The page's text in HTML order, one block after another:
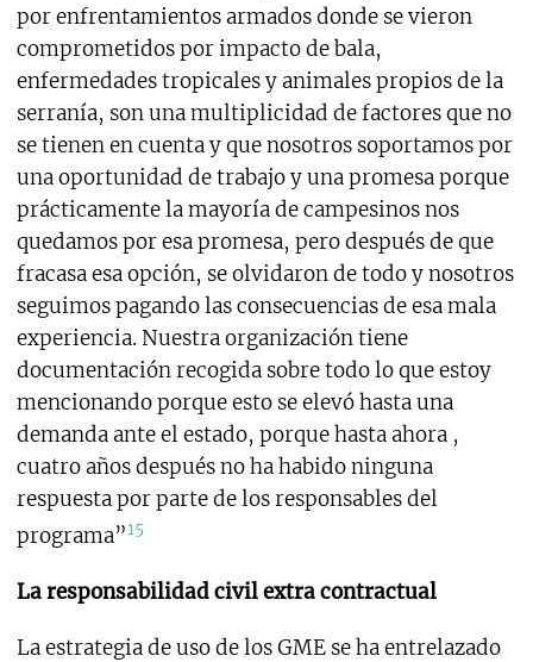
por enfrentamientos armados donde se vieron
comprometidos por impacto de bala,
enfermedades tropicales y animales propios de la
serranía, son una multiplicidad de factores que no
se tienen en cuenta y que nosotros soportamos por
una oportunidad de trabajo y una promesa porque
prácticamente la mayoría de campesinos nos
quedamos por esa promesa, pero después de que
fracasa esa opción, se olvidaron de todo y nosotros
seguimos pagando las consecuencias de esa mala
experiencia. Nuestra organización tiene
documentación recogida sobre todo lo que estoy
mencionando porque esto se elevó hasta una
demanda ante el estado, porque hasta ahora ,
cuatro años después no ha habido ninguna
respuesta por parte de los responsables del
programa”15
La responsabilidad civil extra contractual
La estrategia de uso de los GME se ha entrelazado